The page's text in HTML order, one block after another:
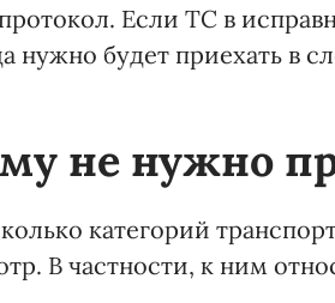
Если ТС в
нужно будет приехать в
не нужно
категорий
В частности, к ним